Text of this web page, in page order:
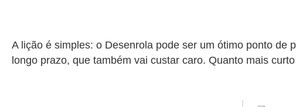
A lição é simples: o Desenrola pode ser um ótimo ponto
longo prazo, que também vai custar caro. Quanto mais